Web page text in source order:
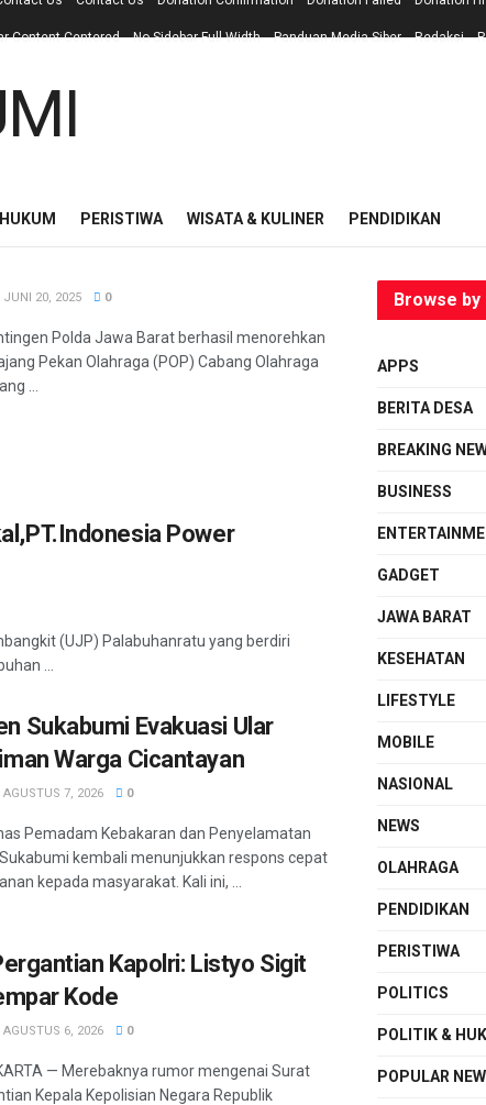
Content Centered No Sidebar Full Width Panduan Media Siber Redaksi
PERISTIWA WISATA & KULINER PENDIDIKAN
JUNI 20, 2025 0
Polda Jawa Barat berhasil menorehkan
Pekan Olahraga (POP) Cabang Olahraga
...
Power
(UJP) Palabuhanratu yang berdiri
...
Sukabumi Evakuasi Ular
Warga Cicantayan
AGUSTUS 7, 2026 0
Pemadam Kebakaran dan Penyelamatan
kembali menunjukkan respons cepat
kepada masyarakat. Kali ini, ...
Kapolri: Listyo Sigit
Kode
AGUSTUS 6, 2026 0
— Merebaknya rumor mengenai Surat
Kepala Kepolisian Negara Republik
Browse
APPS
BERITA DESA
BREAKING
BUSINESS
GADGET
JAWA BARAT
KESEHATAN
LIFESTYLE
MOBILE
NASIONAL
NEWS
OLAHRAGA
PENDIDIKAN
PERISTIWA
POLITICS
POLITIK &
POPULAR